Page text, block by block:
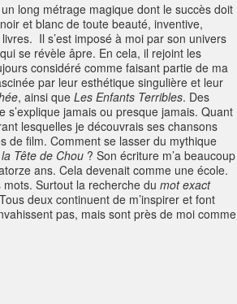
long métrage magique dont le succès doit
et blanc de toute beauté, inventive,
Il s’est imposé à moi par son univers
se révèle âpre. En cela, il rejoint les
considéré comme faisant partie de ma
par leur esthétique singulière et leur
, ainsi que Les Enfants Terribles. Des
jamais ou presque jamais. Quant
lesquelles je découvrais ses chansons
de film. Comment se lasser du mythique
la Tête de Chou ? Son écriture m’a beaucoup
ans. Cela devenait comme une école.
mots. Surtout la recherche du mot exact
deux continuent de m’inspirer et font
pas, mais sont près de moi comme